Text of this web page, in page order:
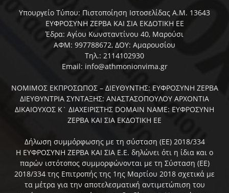
Υπουργείο Τύπου: Πιστοποίηση Ιστοσελίδας Α.Μ. 13643
ΕΥΦΡΟΣΥΝΗ ΖΕΡΒΑ ΚΑΙ ΣΙΑ ΕΚΔΟΤΙΚΗ ΕΕ
Έδρα: Αγίου Κωνσταντίνου 40, Μαρούσι
ΑΦΜ: 997788672, ΔΟΥ: Αμαρουσίου
Τηλ.: 2114102930
Email: info@athmonionvima.gr
ΝΟΜΙΜΟΣ ΕΚΠΡΟΣΩΠΟΣ – ΔΙΕΥΘΥΝΤΗΣ: ΕΥΦΡΟΣΥΝΗ ΖΕΡΒΑ
ΔΙΕΥΘΥΝΤΡΙΑ ΣΥΝΤΑΞΗΣ: ΑΝΑΣΤΑΣΟΠΟΥΛΟΥ ΑΡΧΟΝΤΙΑ
ΔΙΚΑΙΟΥΧΟΣ Κ` ΔΙΑΧΕΙΡΙΣΤΗΣ DOMAIN NAME: ΕΥΦΡΟΣΥΝΗ
ΖΕΡΒΑ ΚΑΙ ΣΙΑ ΕΚΔΟΤΙΚΗ ΕΕ
Δήλωση συμμόρφωσης με τη σύσταση (ΕΕ) 2018/334
Η ΕΥΦΡΟΣΥΝΗ ΖΕΡΒΑ ΚΑΙ ΣΙΑ Ε.Ε. δηλώνει ότι η ίδια και ο
παρών ιστότοπος συμμορφώνονται με τη Σύσταση (ΕΕ)
2018/334 της Επιτροπής της 1ης Μαρτίου 2018 σχετικά με
τα μέτρα για την αποτελεσματική αντιμετώπιση του